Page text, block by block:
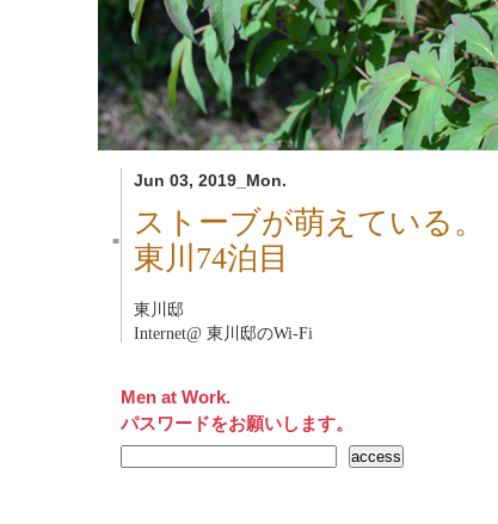
Jun 03, 2019_Mon.
■
ストーブが萌えている。
東川74泊目
東川邸
Internet@ 東川邸のWi-Fi
Men at Work.
パスワードをお願いします。